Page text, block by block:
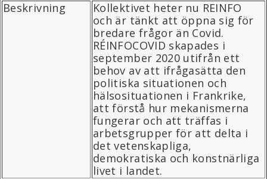
Beskrivning
Kollektivet heter nu REINFO
och är tänkt att öppna sig för
bredare frågor än Covid.
RÉINFOCOVID skapades i
september 2020 utifrån ett
behov av att ifrågasätta den
politiska situationen och
hälsosituationen i Frankrike,
att förstå hur mekanismerna
fungerar och att träffas i
arbetsgrupper för att delta i
det vetenskapliga,
demokratiska och konstnärliga
livet i landet.